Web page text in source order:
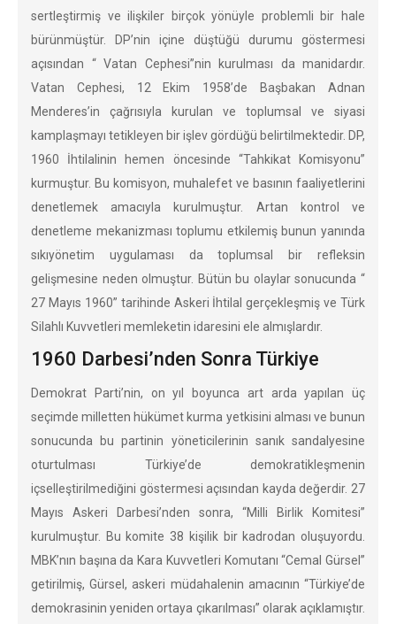
sertleştirmiş ve ilişkiler birçok yönüyle problemli bir hale
bürünmüştür. DP’nin içine düştüğü durumu göstermesi
açısından “ Vatan Cephesi”nin kurulması da manidardır.
Vatan Cephesi, 12 Ekim 1958’de Başbakan Adnan
Menderes’in çağrısıyla kurulan ve toplumsal ve siyasi
kamplaşmayı tetikleyen bir işlev gördüğü belirtilmektedir. DP,
1960 İhtilalinin hemen öncesinde “Tahkikat Komisyonu”
kurmuştur. Bu komisyon, muhalefet ve basının faaliyetlerini
denetlemek amacıyla kurulmuştur. Artan kontrol ve
denetleme mekanizması toplumu etkilemiş bunun yanında
sıkıyönetim uygulaması da toplumsal bir refleksin
gelişmesine neden olmuştur. Bütün bu olaylar sonucunda “
27 Mayıs 1960” tarihinde Askeri İhtilal gerçekleşmiş ve Türk
Silahlı Kuvvetleri memleketin idaresini ele almışlardır.
1960 Darbesi’nden Sonra Türkiye
Demokrat Parti’nin, on yıl boyunca art arda yapılan üç
seçimde milletten hükümet kurma yetkisini alması ve bunun
sonucunda bu partinin yöneticilerinin sanık sandalyesine
oturtulması Türkiye’de demokratikleşmenin
içselleştirilmediğini göstermesi açısından kayda değerdir. 27
Mayıs Askeri Darbesi’nden sonra, “Milli Birlik Komitesi”
kurulmuştur. Bu komite 38 kişilik bir kadrodan oluşuyordu.
MBK’nın başına da Kara Kuvvetleri Komutanı “Cemal Gürsel”
getirilmiş, Gürsel, askeri müdahalenin amacının “Türkiye’de
demokrasinin yeniden ortaya çıkarılması” olarak açıklamıştır.